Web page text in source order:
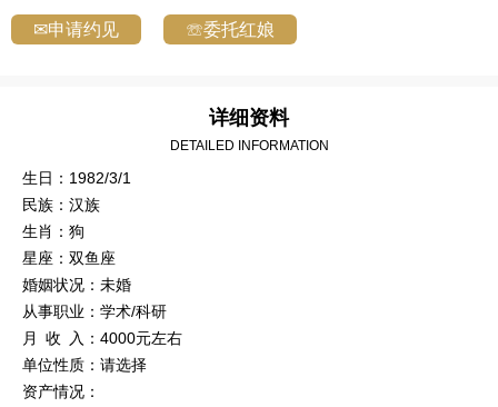
✉申请约见 ☏委托红娘
详细资料
DETAILED INFORMATION
生日：1982/3/1
民族：汉族
生肖：狗
星座：双鱼座
婚姻状况：未婚
从事职业：学术/科研
月 收 入：4000元左右
单位性质：请选择
资产情况：